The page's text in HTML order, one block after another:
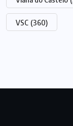
VSC (360)